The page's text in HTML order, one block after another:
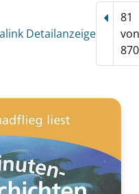
Detailanzeige
81
von